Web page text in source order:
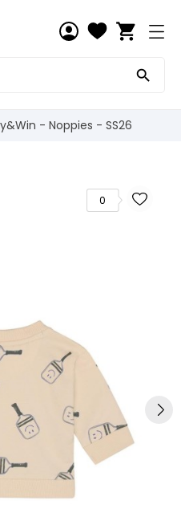
shopping_cart

- Noppies - SS26
0